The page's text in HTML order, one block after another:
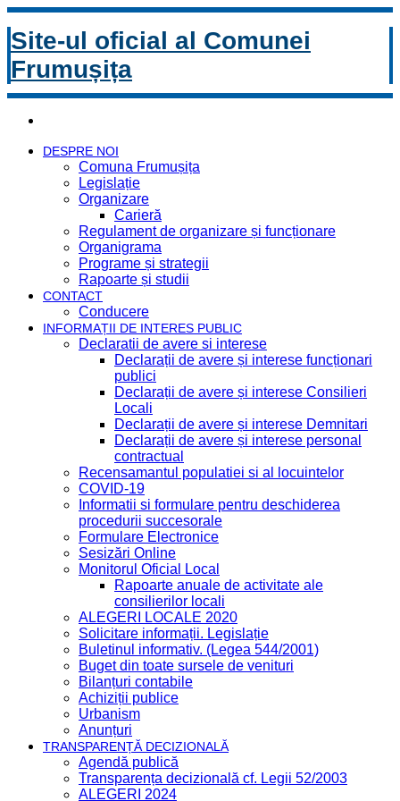
Site-ul oficial al Comunei
Frumușița
DESPRE NOI
Comuna Frumușița
Legislație
Organizare
Carieră
Regulament de organizare și funcționare
Organigrama
Programe și strategii
Rapoarte și studii
CONTACT
Conducere
INFORMAȚII DE INTERES PUBLIC
Declaratii de avere si interese
Declarații de avere și interese funcționari
publici
Declarații de avere și interese Consilieri
Locali
Declarații de avere și interese Demnitari
Declarații de avere și interese personal
contractual
Recensamantul populatiei si al locuintelor
COVID-19
Informatii si formulare pentru deschiderea
procedurii succesorale
Formulare Electronice
Sesizări Online
Monitorul Oficial Local
Rapoarte anuale de activitate ale
consilierilor locali
ALEGERI LOCALE 2020
Solicitare informații. Legislație
Buletinul informativ. (Legea 544/2001)
Buget din toate sursele de venituri
Bilanțuri contabile
Achiziții publice
Urbanism
Anunțuri
TRANSPARENȚĂ DECIZIONALĂ
Agendă publică
Transparența decizională cf. Legii 52/2003
ALEGERI 2024